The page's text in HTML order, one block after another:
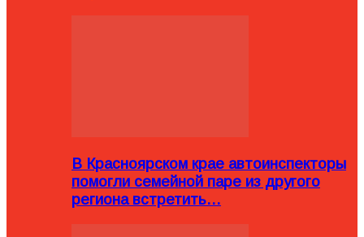
В Красноярском крае автоинспекторы
помогли семейной паре из другого
региона встретить…